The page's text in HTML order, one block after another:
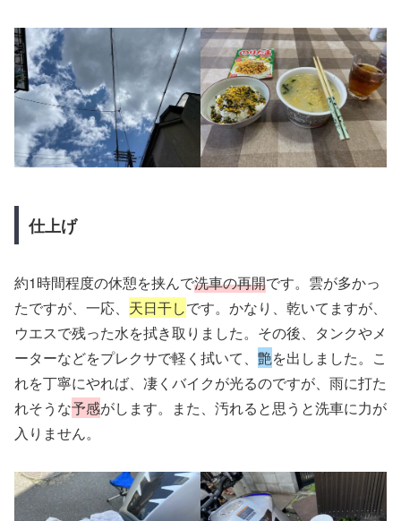
仕上げ
約1時間程度の休憩を挟んで洗車の再開です。雲が多かっ
たですが、一応、 天日干しです。かなり、乾いてますが、
ウエスで残った水を拭き取りました。その後、タンクやメ
ーターなどをプレクサで軽く拭いて、 艶を出しました。こ
れを丁寧にやれば、凄くバイクが光るのですが、雨に打た
れそうな予感がします。また、汚れると思うと洗車に力が
入りません。